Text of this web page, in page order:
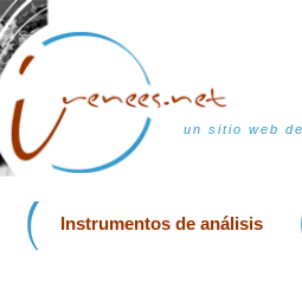
un sitio web
Instrumentos de análisis